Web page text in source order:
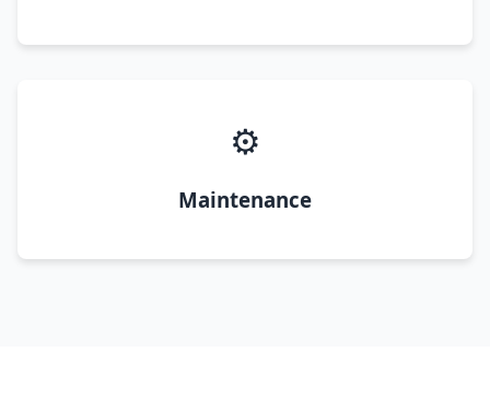
⚙️
Maintenance